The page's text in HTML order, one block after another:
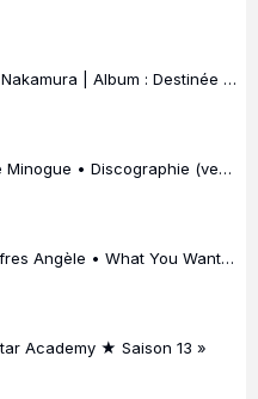
Regarde le sujet « Aya Nakamura | Album : Destinée Supremacy | Single : Sexy Nana (6ème #1 de sa carrière) »
Regarde le sujet « Kylie Minogue • Discographie (version 2014) »
Regarde le sujet « Chiffres Angèle • What You Want, Dis-le, Brol, Nonante-Cinq »
Academy ★ Saison 13 »